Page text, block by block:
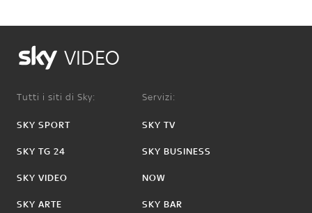
VIDEO
Tutti i siti di Sky:
SKY SPORT
SKY TG 24
SKY VIDEO
SKY ARTE
Servizi:
SKY TV
SKY BUSINESS
NOW
SKY BAR